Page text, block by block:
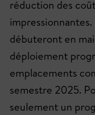
réduction des
impressionnantes.
débuteront en
déploiement
emplacements
semestre 2025.
seulement un